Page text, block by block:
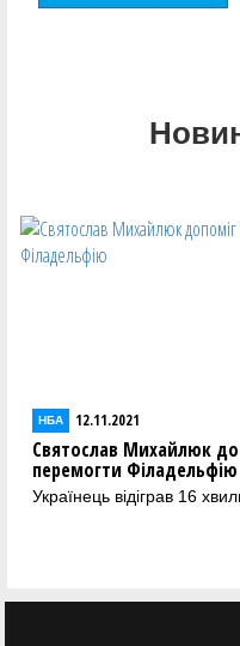
НБА 12.11.2021
Святослав Михайлюк
перемогти Філадельфію
Українець відіграв 16